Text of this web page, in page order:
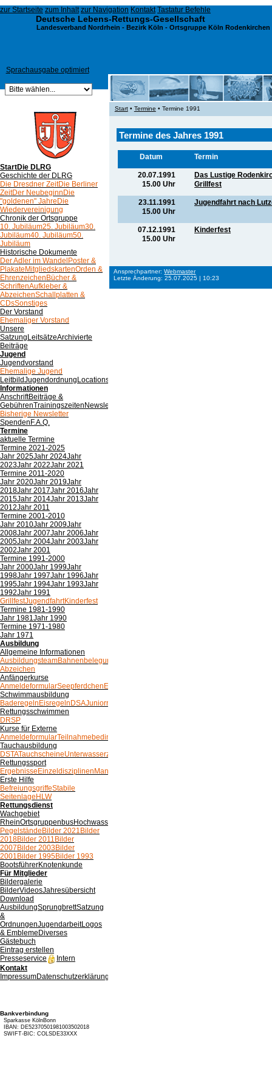
zur Startseite zum Inhalt zur Navigation Kontakt Tastatur Befehle
Deutsche Lebens-Rettungs-Gesellschaft
Landesverband Nordrhein - Bezirk Köln - Ortsgruppe Köln Rodenkirchen
Sprachausgabe optimiert
StartDie DLRG
Geschichte der DLRG
Die Dresdner ZeitDie Berliner
ZeitDer NeubeginnDie
"goldenen" JahreDie
Wiedervereinigung
Chronik der Ortsgruppe
10. Jubiläum25. Jubiläum30.
Jubiläum40. Jubiläum50.
Jubiläum
Historische Dokumente
Der Adler im WandelPoster &
PlakateMitgliedskartenOrden &
EhrenzeichenBücher &
SchriftenAufkleber &
AbzeichenSchallplatten &
CDsSonstiges
Der Vorstand
Ehemaliger Vorstand
Unsere
SatzungLeitsätzeArchivierte
Beiträge
Jugend
Jugendvorstand
Ehemalige Jugend
LeitbildJugendordnungLocations
Informationen
AnschriftBeiträge &
GebührenTrainingszeitenNewsletter
Bisherige Newsletter
SpendenF.A.Q.
Termine
aktuelle Termine
Termine 2021-2025
Jahr 2025Jahr 2024Jahr
2023Jahr 2022Jahr 2021
Termine 2011-2020
Jahr 2020Jahr 2019Jahr
2018Jahr 2017Jahr 2016Jahr
2015Jahr 2014Jahr 2013Jahr
2012Jahr 2011
Termine 2001-2010
Jahr 2010Jahr 2009Jahr
2008Jahr 2007Jahr 2006Jahr
2005Jahr 2004Jahr 2003Jahr
2002Jahr 2001
Termine 1991-2000
Jahr 2000Jahr 1999Jahr
1998Jahr 1997Jahr 1996Jahr
1995Jahr 1994Jahr 1993Jahr
1992Jahr 1991
GrillfestJugendfahrtKinderfest
Termine 1981-1990
Jahr 1981Jahr 1990
Termine 1971-1980
Jahr 1971
Ausbildung
Allgemeine Informationen
AusbildungsteamBahnenbelegung
Abzeichen
Anfängerkurse
AnmeldeformularSeepferdchenEmpfehlungen
Schwimmausbildung
BaderegelnEisregelnDSAJuniorretter
Rettungsschwimmen
DRSP
Kurse für Externe
AnmeldeformularTeilnahmebedingungen
Tauchausbildung
DSTATauchscheineUnterwasserzeichen
Rettungssport
ErgebnisseEinzeldisziplinenMannschaftsdisziplinen
Erste Hilfe
BefreiungsgriffeStabile
SeitenlageHLW
Rettungsdienst
Wachgebiet
RheinOrtsgruppenbusHochwasser
PegelständeBilder 2021Bilder
2018Bilder 2011Bilder
2007Bilder 2003Bilder
2001Bilder 1995Bilder 1993
BootsführerKnotenkunde
Für Mitglieder
Bildergalerie
BilderVideosJahresübersicht
Download
AusbildungSprungbrettSatzung
&
OrdnungenJugendarbeitLogos
& EmblemeDiverses
Gästebuch
Eintrag erstellen
Presseservice
Intern
Kontakt
ImpressumDatenschutzerklärung
Bankverbindung
Sparkasse KölnBonn
IBAN: DE52370501981003502018
SWIFT-BIC: COLSDE33XXX
Start• Termine • Termine 1991
Termine des Jahres 1991
Datum Termin
20.07.1991
15.00 Uhr
Das Lustige
Grillfest
23.11.1991
15.00 Uhr
Jugendfahrt nach
07.12.1991
15.00 Uhr
Kinderfest
Ansprechpartner:Webmaster
Letzte Änderung: 25.07.2025 | 10:23